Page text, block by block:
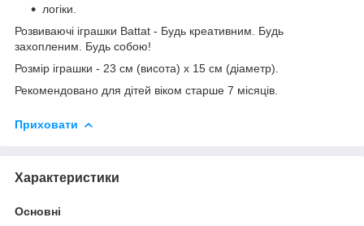
логіки.
Розвиваючі іграшки Battat - Будь креативним. Будь
захопленим. Будь собою!
Розмір іграшки - 23 см (висота) х 15 см (діаметр).
Рекомендовано для дітей віком старше 7 місяців.
Приховати
Характеристики
Основні